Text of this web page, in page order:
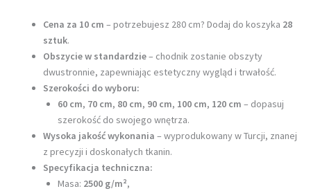
Cena za 10 cm – potrzebujesz 280 cm? Dodaj do koszyka 28
sztuk.
Obszycie w standardzie– chodnik zostanie obszyty
dwustronnie, zapewniając estetyczny wygląd i trwałość.
Szerokości do wyboru:
60 cm, 70 cm, 80 cm, 90 cm, 100 cm, 120 cm – dopasuj
szerokość do swojego wnętrza.
Wysoka jakość wykonania – wyprodukowany w Turcji, znanej
z precyzji i doskonałych tkanin.
Specyfikacja techniczna:
Masa: 2500 g/m²,